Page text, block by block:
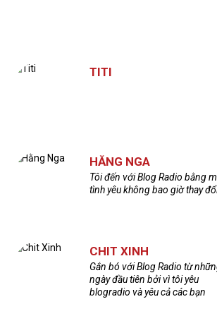
TITI
HẰNG NGA
Tôi đến với Blog Radio bằng
tình yêu không bao giờ thay
CHIT XINH
Gắn bó với Blog Radio từ
ngày đầu tiên bởi vì tôi yêu
blogradio và yêu cả các bạn